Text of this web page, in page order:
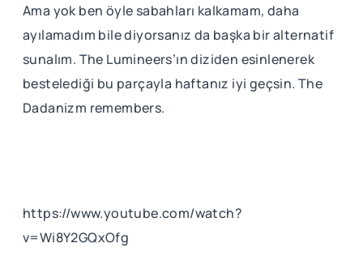
Ama yok ben öyle sabahları kalkamam, daha
ayılamadım bile diyorsanız da başka bir alternatif
sunalım. The Lumineers’ın diziden esinlenerek
bestelediği bu parçayla haftanız iyi geçsin. The
Dadanizm remembers.
https://www.youtube.com/watch?
v=Wi8Y2GQxOfg